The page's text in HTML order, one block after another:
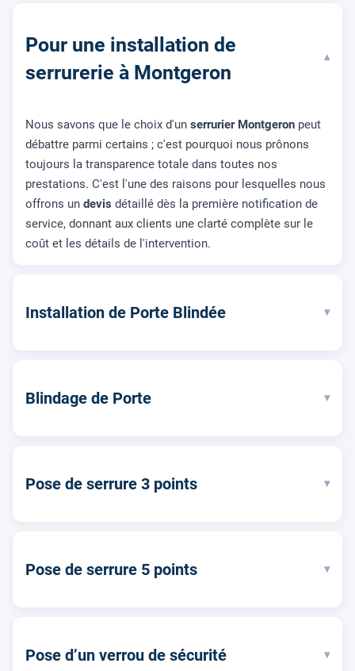
Pour une installation de
serrurerie à Montgeron
▾
Nous savons que le choix d'un serrurier Montgeron peut
débattre parmi certains ; c'est pourquoi nous prônons
toujours la transparence totale dans toutes nos
prestations. C'est l'une des raisons pour lesquelles nous
offrons un devis détaillé dès la première notification de
service, donnant aux clients une clarté complète sur le
coût et les détails de l'intervention.
Installation de Porte Blindée ▾
Blindage de Porte ▾
Pose de serrure 3 points ▾
Pose de serrure 5 points ▾
Pose d’un verrou de sécurité ▾